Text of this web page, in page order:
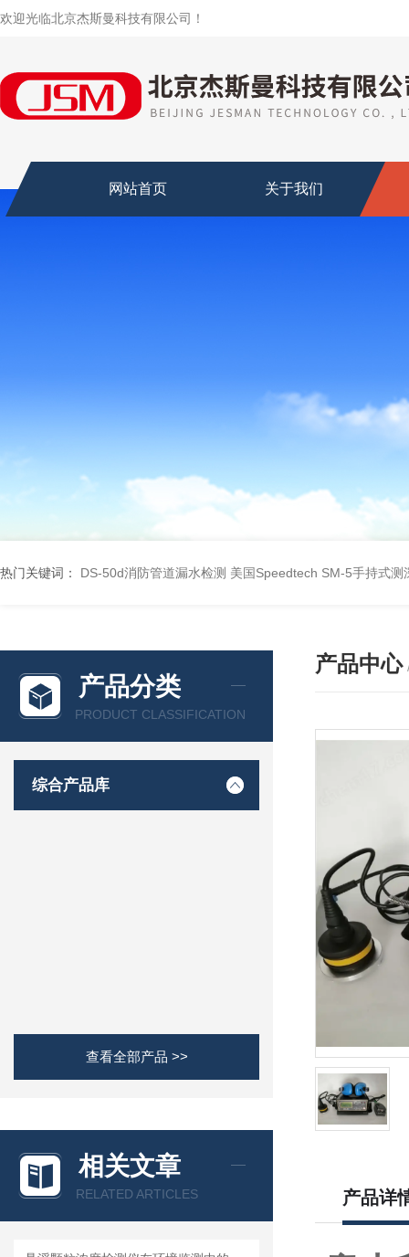
欢迎光临北京杰斯曼科技有限公司！
网站首页 关于我们
热门关键词： DS-50d消防管道漏水检测 美国Speedtech SM-5手持式测
产品分类
PRODUCT CLASSIFICATION
综合产品库
查看全部产品 >>
相关文章
RELATED ARTICLES
产品中心
产品详